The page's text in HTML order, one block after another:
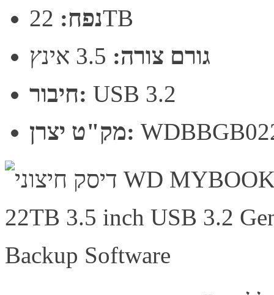
נפח:22TB
גורם צורה:
חיבור: USB 3.2
מק"ט יצרן: